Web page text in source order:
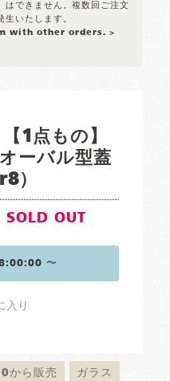
はできません。複数回ご注文
いたします。
with other orders. >
1点もの】
バル型蓋
）
SOLD OUT
〜
入り
から販売 ガラス